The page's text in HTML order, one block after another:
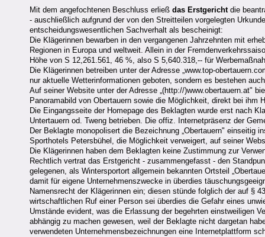
Mit dem angefochtenen Beschluss erließ das Erstgerichtdie
- auschließlich aufgrund der von den Streitteilen vorgelegten
entscheidungswesentlichen Sachverhalt als bescheinigt:
Die Klägerinnen bewarben in den vergangenen Jahrzehnten mit
Regionen in Europa und weltweit. Allein in der
Höhe von S 12,261.561, 46 %, also S 5,640.318,-- für
Die Klägerinnen betreiben unter der Adresse „www.top-
nur aktuelle Wetterinformationen geboten, sondern es bestehen
Auf seiner Website unter der Adresse „(http://)www.obertauern.at"
Panoramabild von Obertauern sowie die Möglichkeit, direkt bei ihm
Die Eingangsseite der Homepage des Beklagten wurde erst nach
Untertauern od. Tweng betrieben. Die offiz. Internetpräsenz der
Der Beklagte monopolisert die Bezeichnung „Obertauern" einseitig
Sporthotels Petersbühel, die Möglichkeit verweigert, auf seiner
Die Klägerinnen haben dem Beklagten keine Zustimmung zur
Rechtlich vertrat das Erstgericht - zusammengefasst - den
gelegenen, als Wintersportort allgemein bekannten Ortsteil
damit für eigene Unternehmenszwecke in überdies
Namensrecht der Klägerinnen ein; diesen stünde folglich der auf §
wirtschaftlichen Ruf einer Person sei überdies die Gefahr eines
Umstände evident, was die Erlassung der begehrten einstweiligen
abhängig zu machen gewesen, weil der Beklagte nicht dargetan
verwendeten Unternehmensbezeichnungen eine Internetplattform